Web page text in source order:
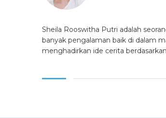
Sheila Rooswitha Putri adalah
banyak pengalaman baik di dalam
menghadirkan ide cerita